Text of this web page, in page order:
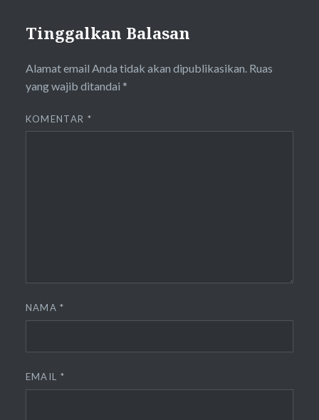
Tinggalkan Balasan
Alamat email Anda tidak akan dipublikasikan. Ruas
yang wajib ditandai *
KOMENTAR *
NAMA*
EMAIL *